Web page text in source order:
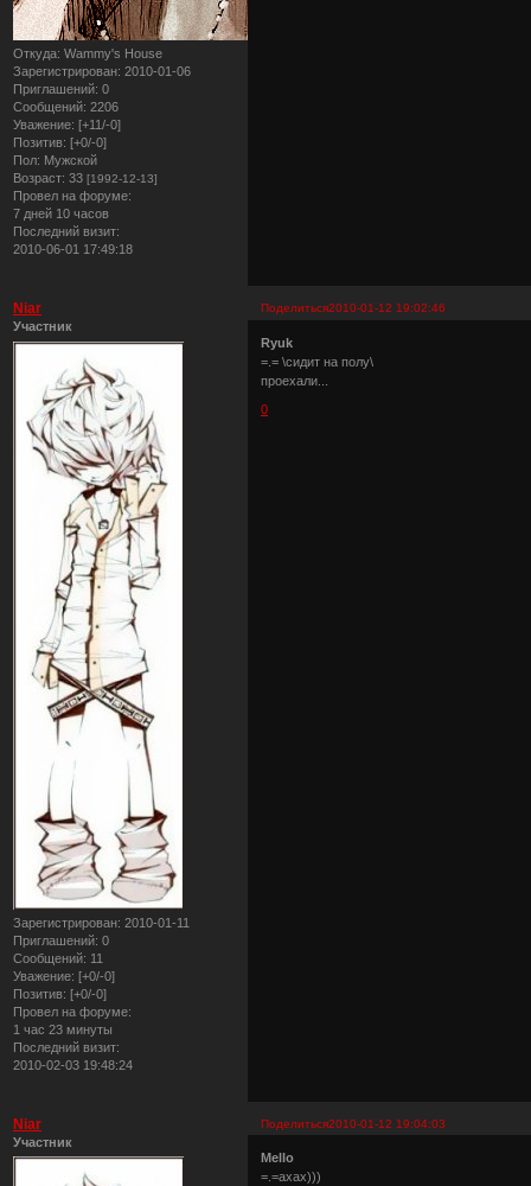
Откуда: Wammy's House
Зарегистрирован: 2010-01-06
Приглашений: 0
Сообщений: 2206
Уважение: [+11/-0]
Позитив: [+0/-0]
Пол: Мужской
Возраст: 33 [1992-12-13]
Провел на форуме:
7 дней 10 часов
Последний визит:
2010-06-01 17:49:18
Поделиться2010-01-12 19:02:46
Niar
Участник
Зарегистрирован: 2010-01-11
Приглашений: 0
Сообщений: 11
Уважение: [+0/-0]
Позитив: [+0/-0]
Провел на форуме:
1 час 23 минуты
Последний визит:
2010-02-03 19:48:24
Ryuk
=.= \сидит на полу\
проехали...
0
Поделиться2010-01-12 19:04:03
Niar
Участник
Mello
=.=ахах)))